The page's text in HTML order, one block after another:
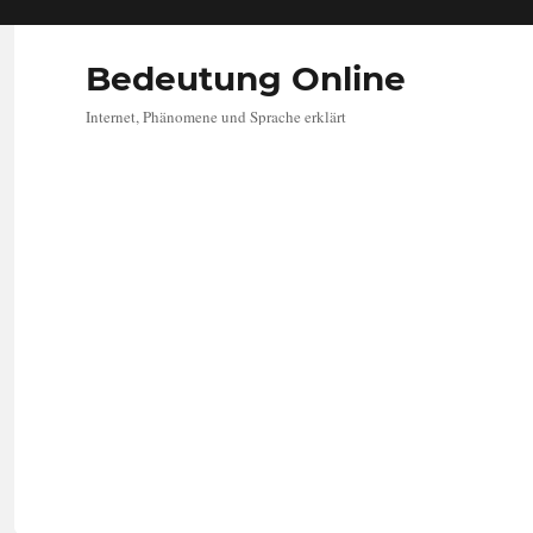
Bedeutung Online
Internet, Phänomene und Sprache erklärt